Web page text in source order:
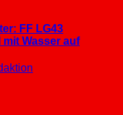
FF LG43
Wasser auf